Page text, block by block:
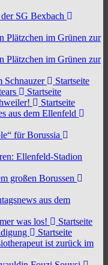
SG Bexbach
Plätzchen im Grünen zur
Plätzchen im Grünen zur
Schnauzer
Startseite
Startseite
Startseite
aus dem Ellenfeld
für Borussia
Ellenfeld-Stadion
großen Borussen
aus dem
was los!
Startseite
Startseite
ist zurück im